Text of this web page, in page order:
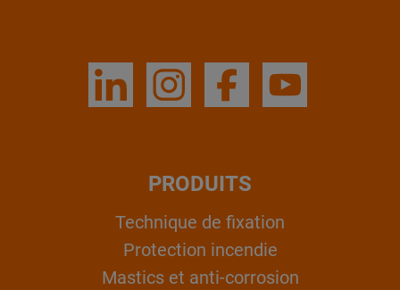
PRODUITS
Technique de fixation
Protection incendie
Mastics et anti-corrosion